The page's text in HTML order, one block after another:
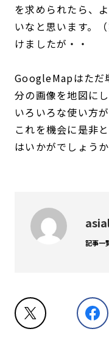
を求められたら、
いなと思います。
けましたが・・
GoogleMapはただ
分の画像を地図にし
いろいろな使い方が
これを機会に是非
はいかがでしょうか
記事一